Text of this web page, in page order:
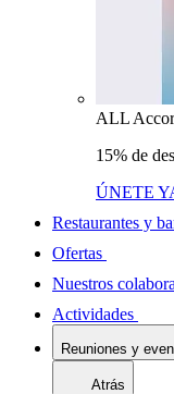
ALL
15% de
ÚNETE
Restaurantes y
Ofertas
Nuestros
Actividades
Reuniones y
Atrás